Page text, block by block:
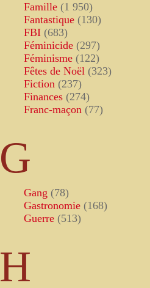
Famille (1 950)
Fantastique (130)
FBI (683)
Féminicide (297)
Féminisme (122)
Fêtes de Noël (323)
Fiction (237)
Finances (274)
Franc-maçon (77)
G
Gang (78)
Gastronomie (168)
Guerre (513)
H